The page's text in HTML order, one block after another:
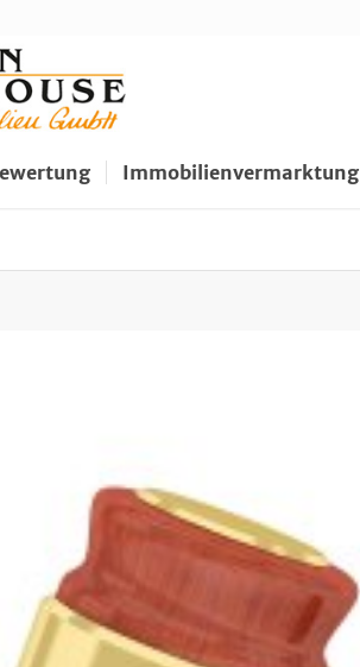
Immobilienvermarktung